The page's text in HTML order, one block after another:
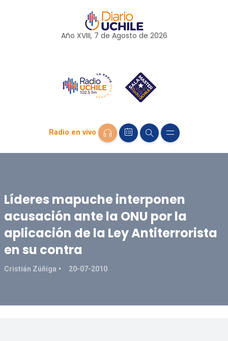
Año XVIII, 7 de Agosto de 2026
Radio en vivo
Líderes mapuche interponen
acusación ante la ONU por la
aplicación de la Ley Antiterrorista
en su contra
Cristián Zúñiga 20-07-2010